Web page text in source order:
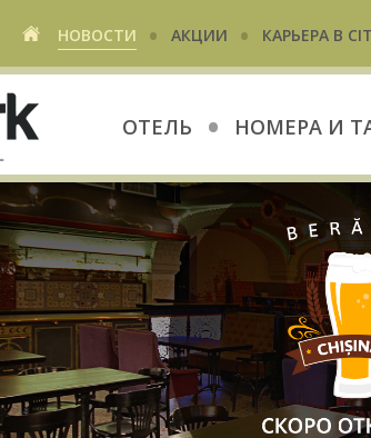
НОВОСТИ • АКЦИИ • КАРЬЕРА В
ОТЕЛЬ • НОМЕРА И